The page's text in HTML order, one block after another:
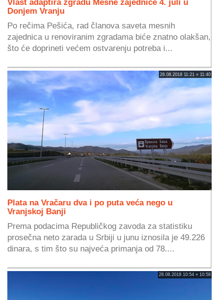
Vlast adaptira zgradu Mesne zajednice 4. juli u
Donjem Vranju
Po rečima Pešića, rad članova saveta mesnih
zajednica u renoviranim zgradama biće znatno olakšan,
što će doprineti većem ostvarenju potreba i...
28.08.2018 11:21 » 11:40
Plata na Vračaru dva i po puta veća nego u
Vranjskoj Banji
Prema podacima Republičkog zavoda za statistiku
prosečna neto zarada u Srbiji u junu iznosila je 49.226
dinara, s tim što su najveća primanja od 78....
28.08.2018 10:54 » 10:58